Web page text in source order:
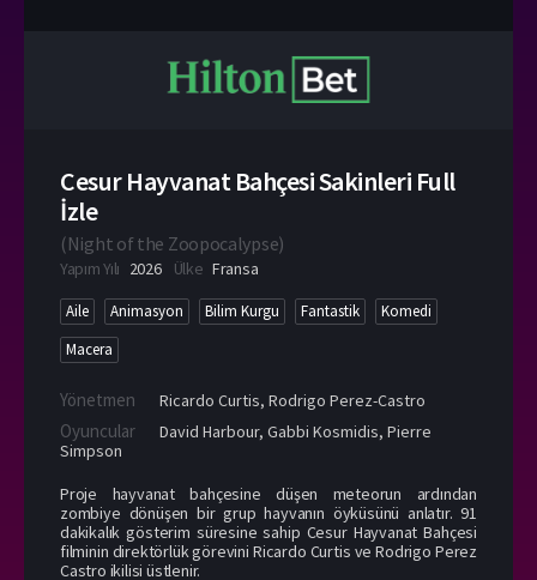
Cesur Hayvanat Bahçesi Sakinleri Full
İzle
(Night of the Zoopocalypse)
Yapım Yılı 2026 Ülke Fransa
Aile Animasyon Bilim Kurgu Fantastik
Komedi
Macera
Yönetmen Ricardo Curtis, Rodrigo Perez-Castro
Oyuncular David Harbour, Gabbi Kosmidis, Pierre
Simpson
Proje hayvanat bahçesine düşen meteorun ardından
zombiye dönüşen bir grup hayvanın öyküsünü anlatır. 91
dakikalık gösterim süresine sahip Cesur Hayvanat Bahçesi
filminin direktörlük görevini Ricardo Curtis ve Rodrigo Perez
Castro ikilisi üstlenir.